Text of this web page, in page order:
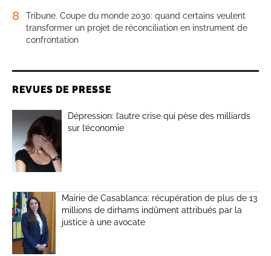
8
Tribune. Coupe du monde 2030: quand certains veulent
transformer un projet de réconciliation en instrument de
confrontation
REVUES DE PRESSE
Dépression: l’autre crise qui pèse des milliards
sur l’économie
Mairie de Casablanca: récupération de plus de 13
millions de dirhams indûment attribués par la
justice à une avocate